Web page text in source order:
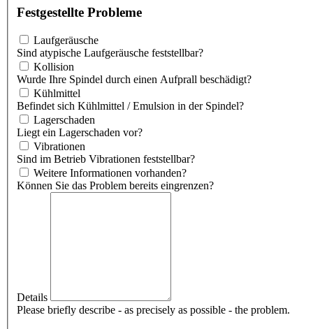
Festgestellte Probleme
Laufgeräusche
Sind atypische Laufgeräusche feststellbar?
Kollision
Wurde Ihre Spindel durch einen Aufprall beschädigt?
Kühlmittel
Befindet sich Kühlmittel / Emulsion in der Spindel?
Lagerschaden
Liegt ein Lagerschaden vor?
Vibrationen
Sind im Betrieb Vibrationen feststellbar?
Weitere Informationen vorhanden?
Können Sie das Problem bereits eingrenzen?
Details
Please briefly describe - as precisely as possible - the problem.